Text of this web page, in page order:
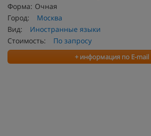
Форма: Очная
Город:
Москва
Вид:
Иностранные языки
Стоимость:
По запросу
+ информация по E-mail